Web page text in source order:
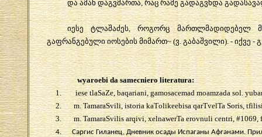
და ამან დაგვმართა,რაც რამე გადაგვხდა
იესე ტლაშაძეს,როგორც მართლმადიდებელ
გაფრანგებული იოსების მიმართ~ (ვ.გაბაშვილი). -იქვე-
wyaroebi da samecniero literatura:
1.
iese tlaSaZe, baqariani, gamosacemad moamzada sol.
2.
m.TamaraSvili, istoria kaTolikeebisa qarTvelTa Soris,
3.
m. TamaraSvilis arqivi, xelnawerTa erovnuli centri, #1069,
4. Саргис Гиланец, Дневник осады Испаганы Афганами.